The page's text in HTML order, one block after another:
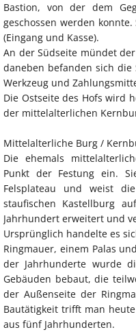
Bastion, von der dem
geschossen werden
(Eingang und Kasse).
An der Südseite mündet
daneben befanden sich
Werkzeug und
Die Ostseite des Hofs wird
der mittelalterlichen
Mittelalterliche Burg /
Die ehemals
Punkt der Festung ein.
Felsplateau und weist
staufischen Kastellburg
Jahrhundert erweitert und
Ursprünglich handelte es
Ringmauer, einem Palas
der Jahrhunderte wurde
Gebäuden bebaut, die
der Außenseite der
Bautätigkeit trifft man
aus fünf Jahrhunderten.